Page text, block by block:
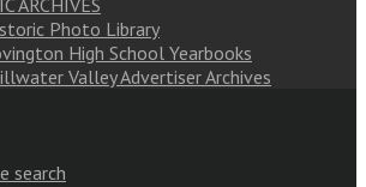
ARCHIVES
Photo Library
High School Yearbooks
Valley Advertiser Archives
search